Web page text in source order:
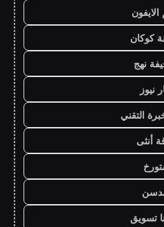
الايفون
كوكان
نهج
نيوز
التقني
أنثى
تسويق